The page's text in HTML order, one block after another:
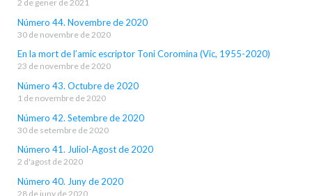
2 de gener de 2021
Número 44. Novembre de 2020
30 de novembre de 2020
En la mort de l’amic escriptor Toni Coromina (Vic, 1955-2020)
23 de novembre de 2020
Número 43. Octubre de 2020
1 de novembre de 2020
Número 42. Setembre de 2020
30 de setembre de 2020
Número 41. Juliol-Agost de 2020
2 d'agost de 2020
Número 40. Juny de 2020
28 de juny de 2020